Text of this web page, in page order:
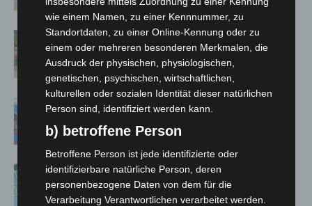
Region Hannover: 21 neue
Notfallsanitäter starten beim Roten
Kreuz
Mann läuft mit Hockeyschläger über
Anklage nach Abschaltung von
„Archetyp Market“ erhoben
wie einem Namen, zu einer Kennnummer, zu
Standortdaten, zu einer Online-Kennung oder zu
einem oder mehreren besonderen Merkmalen, die
Ausdruck der physischen, physiologischen,
genetischen, psychischen, wirtschaftlichen,
kulturellen oder sozialen Identität dieser natürlichen
Person sind, identifiziert werden kann.
b) betroffene Person
Betroffene Person ist jede identifizierte oder
identifizierbare natürliche Person, deren
personenbezogene Daten von dem für die
Verarbeitung Verantwortlichen verarbeitet werden.